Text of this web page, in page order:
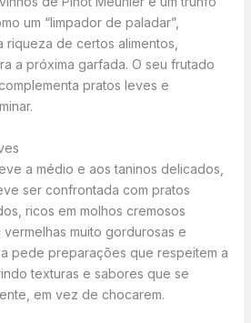
um “limpador de paladar”,
de certos alimentos,
a próxima garfada. O seu frutado
pratos leves e
a médio e aos taninos delicados,
ser confrontada com pratos
ricos em molhos cremosos
muito gordurosas e
pede preparações que respeitem a
texturas e sabores que se
em vez de chocarem.